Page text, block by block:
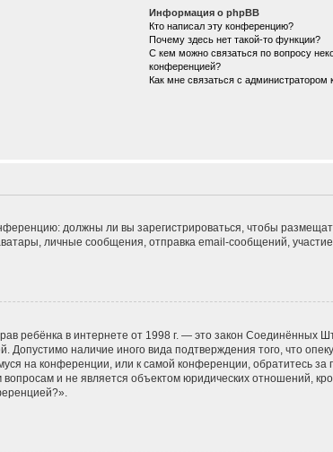
Информация о phpBB
Кто написал эту конференцию?
Почему здесь нет такой-то функции?
С кем можно связаться по вопросу
конференцией?
Как мне связаться с администратором
должны ли вы зарегистрироваться, чтобы
личные сообщения, отправка email-сообщений, участие
ребёнка в интернете от 1998 г. — это закон
Допустимо наличие иного вида подтверждения того, что
на конференции, или к самой конференции, обратитесь
и не является объектом юридических отношений,